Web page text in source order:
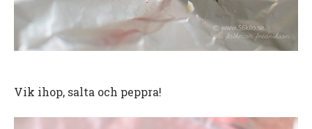
Vik ihop, salta och peppra!